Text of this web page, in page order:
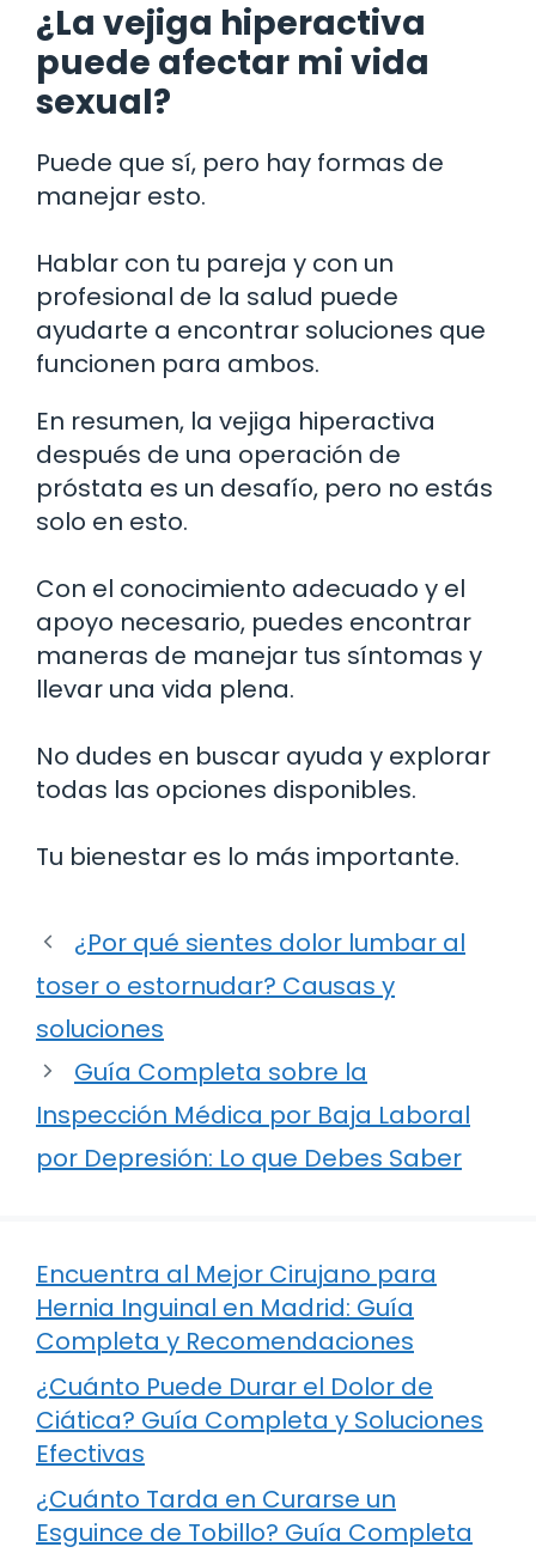
¿La vejiga hiperactiva
puede afectar mi vida
sexual?
Puede que sí, pero hay formas de
manejar esto.
Hablar con tu pareja y con un
profesional de la salud puede
ayudarte a encontrar soluciones que
funcionen para ambos.
En resumen, la vejiga hiperactiva
después de una operación de
próstata es un desafío, pero no estás
solo en esto.
Con el conocimiento adecuado y el
apoyo necesario, puedes encontrar
maneras de manejar tus síntomas y
llevar una vida plena.
No dudes en buscar ayuda y explorar
todas las opciones disponibles.
Tu bienestar es lo más importante.
¿Por qué sientes dolor lumbar al
toser o estornudar? Causas y
soluciones
Guía Completa sobre la
Inspección Médica por Baja Laboral
por Depresión: Lo que Debes Saber
Encuentra al Mejor Cirujano para
Hernia Inguinal en Madrid: Guía
Completa y Recomendaciones
¿Cuánto Puede Durar el Dolor de
Ciática? Guía Completa y Soluciones
Efectivas
¿Cuánto Tarda en Curarse un
Esguince de Tobillo? Guía Completa